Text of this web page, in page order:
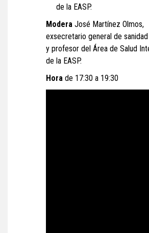
de la EASP.
Modera José Martínez Olmos,
exsecretario general de
y profesor del Área de Salud
de la EASP.
Hora de 17:30 a 19:30